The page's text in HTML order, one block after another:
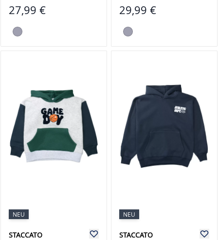
27,99 € 29,99 €
NEU
STACCATO
NEU
STACCATO